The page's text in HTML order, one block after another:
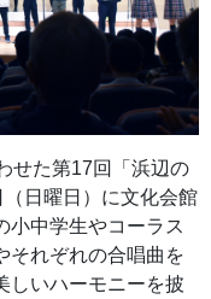
せた第17回「浜辺の
日曜日）に文化会館
小中学生やコーラス
それぞれの合唱曲を
しいハーモニーを披